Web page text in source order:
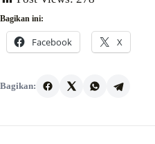
Bagikan ini:
Facebook X
Bagikan: